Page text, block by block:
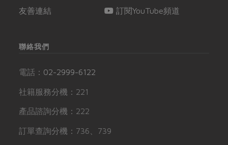
友善連結
訂閱YouTube頻道
聯絡我們
電話： 02-2999-6122
社籍服務分機：221
產品諮詢分機：222
訂單查詢分機：736、739